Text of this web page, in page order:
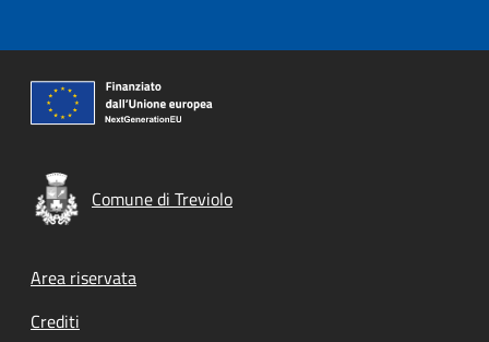
Comune di Treviolo
Footer menu
Area riservata
Crediti